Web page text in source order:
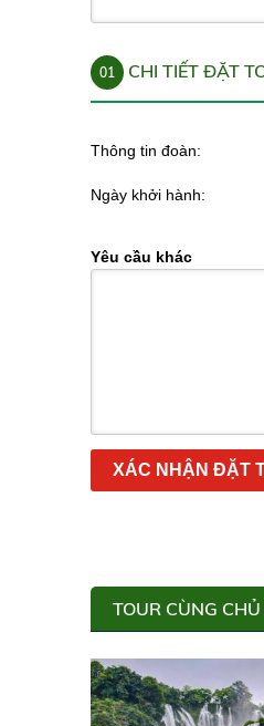
01 CHI TIẾT ĐẶT
Thông tin đoàn:
Ngày khởi hành:
Yêu cầu khác
XÁC NHẬN ĐẶT
TOUR CÙNG